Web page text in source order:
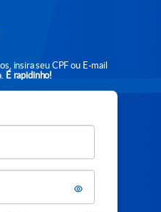
insira seu CPF ou E-mail
É rapidinho!